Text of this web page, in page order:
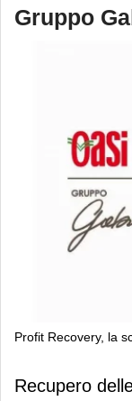
Gruppo
Profit Recovery, la
Profit
Recupero